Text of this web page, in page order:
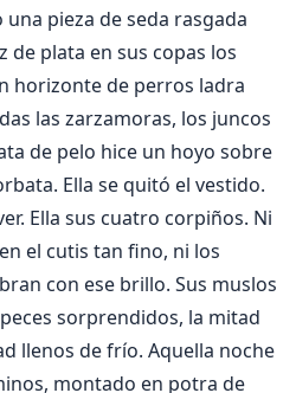
pieza de seda rasgada
de plata en sus copas los
horizonte de perros ladra
las zarzamoras, los juncos
de pelo hice un hoyo sobre
Ella se quitó el vestido.
Ella sus cuatro corpiños. Ni
el cutis tan fino, ni los
con ese brillo. Sus muslos
sorprendidos, la mitad
llenos de frío. Aquella noche
montado en potra de